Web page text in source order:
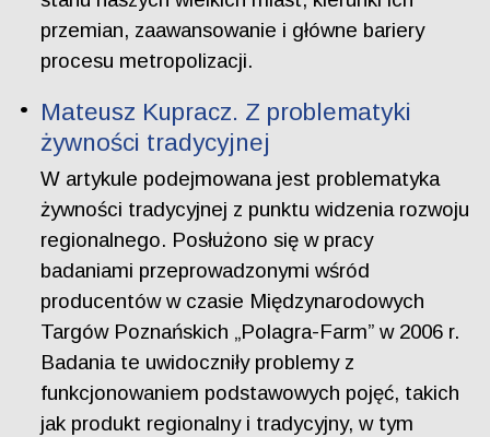
przemian, zaawansowanie i główne bariery
procesu metropolizacji.
Mateusz Kupracz. Z problematyki
żywności tradycyjnej
W artykule podejmowana jest problematyka
żywności tradycyjnej z punktu widzenia rozwoju
regionalnego. Posłużono się w pracy
badaniami przeprowadzonymi wśród
producentów w czasie Międzynarodowych
Targów Poznańskich „Polagra-Farm” w 2006 r.
Badania te uwidoczniły problemy z
funkcjonowaniem podstawowych pojęć, takich
jak produkt regionalny i tradycyjny, w tym